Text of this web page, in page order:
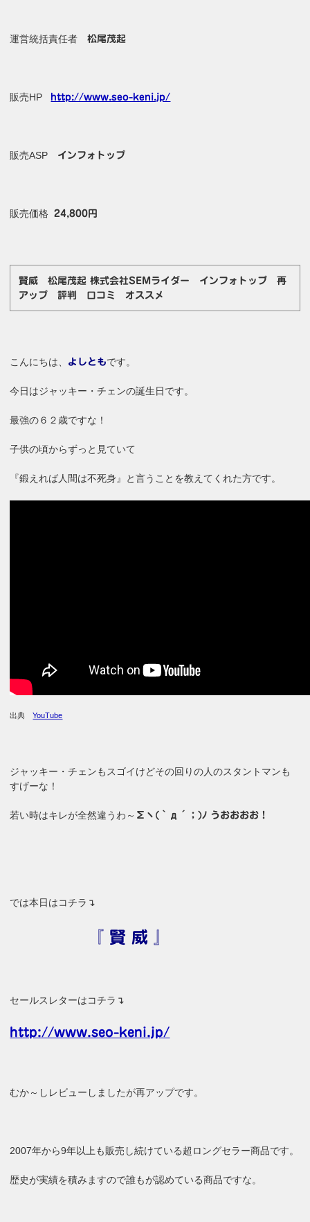
運営統括責任者松尾茂起
販売HP http://www.seo-keni.jp/
販売ASP インフォトップ
販売価格24,800円
賢威 松尾茂起 株式会社SEMライダー インフォトップ 再
アップ 評判 口コミ オススメ
こんにちは、 よしともです。
今日はジャッキー・チェンの誕生日です。
最強の６２歳ですな！
子供の頃からずっと見ていて
『鍛えれば人間は不死身』と言うことを教えてくれた方です。
出典YouTube
ジャッキー・チェンもスゴイけどその回りの人のスタントマンも
すげーな！
若い時はキレが全然違うわ～ Σヽ(｀д´；)ﾉ うおおおお！
では本日はコチラ↴
『 賢 威 』
セールスレターはコチラ↴
http://www.seo-keni.jp/
むか～しレビューしましたが再アップです。
2007年から9年以上も販売し続けている超ロングセラー商品です。
歴史が実績を積みますので誰もが認めている商品ですな。